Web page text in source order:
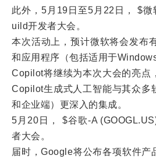
此外，5月19日至5月22日， $微
uild开发者大会。
本次活动上，预计微软将会发布
和应用程序（包括适用于
Copilot将继续为本次大会的亮点
Copilot生成式人工智能与其众多
和企业端）更深入的集成。
5月20日， $谷歌-A
者大会。
届时，Google将公布各项软件产